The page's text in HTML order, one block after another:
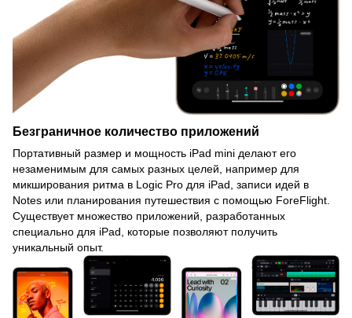
Безграничное количество приложений
Портативный размер и мощность iPad mini делают его
незаменимым для самых разных целей, например для
микширования ритма в Logic Pro для iPad, записи идей в
Notes или планирования путешествия с помощью ForeFlight.
Существует множество приложений, разработанных
специально для iPad, которые позволяют получить
уникальный опыт.